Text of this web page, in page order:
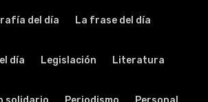
del día La frase del día
día Legislación Literatura